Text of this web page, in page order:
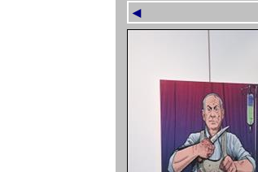
◄